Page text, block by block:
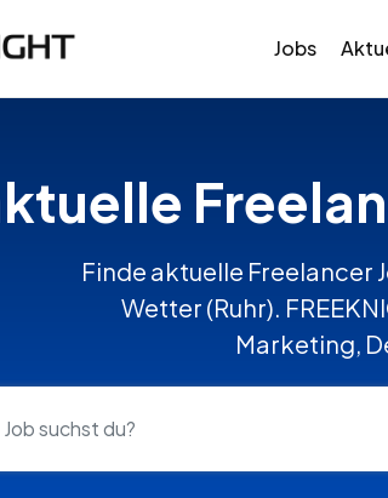
Jobs
Finde aktuelle Freelancer
Wetter (Ruhr).
Marketing,